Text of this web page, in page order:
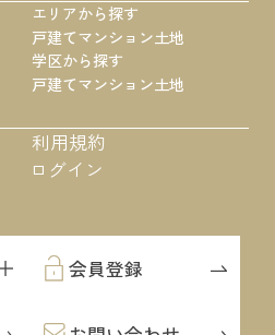
エリアから探す
戸建てマンション土地
学区から探す
戸建てマンション土地
利用規約
ログイン
会員登録